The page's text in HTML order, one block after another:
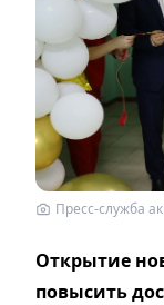
Пресс-служба
Открытие
повысить